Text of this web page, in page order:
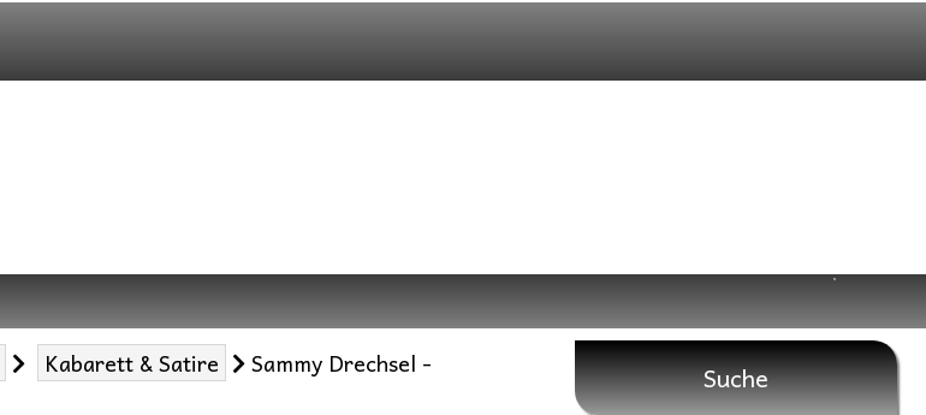
Kabarett & Satire
Sammy Drechsel -
Suche